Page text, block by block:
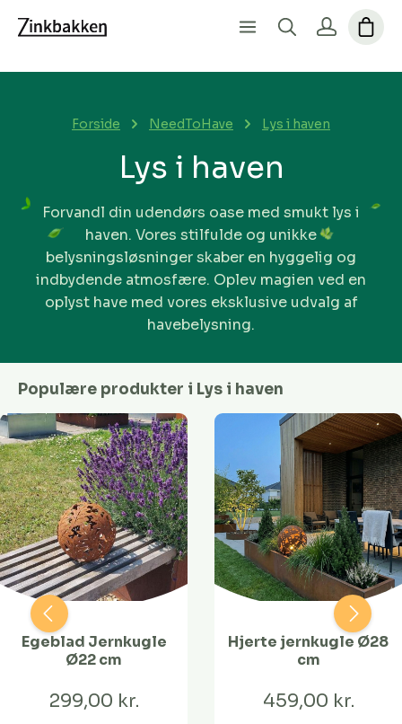
Forside NeedToHave Lys i haven
Lys i haven
Forvandl din udendørs oase med smukt lys i
haven. Vores stilfulde og unikke
belysningsløsninger skaber en hyggelig og
indbydende atmosfære. Oplev magien ved en
oplyst have med vores eksklusive udvalg af
havebelysning.
Populære produkter i Lys i haven
Egeblad Jernkugle
Ø22 cm
299,00 kr.
Hjerte jernkugle Ø28
cm
459,00 kr.